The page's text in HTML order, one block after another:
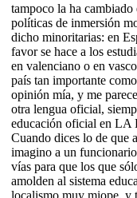
tampoco la ha cambiado
políticas de inmersión
dicho minoritarias: en
favor se hace a los
en valenciano o en
país tan importante
opinión mía, y me
otra lengua oficial,
educación oficial en
Cuando dices lo de que
imagino a un
vías para que los que
amolden al sistema
localismo muy miope, y